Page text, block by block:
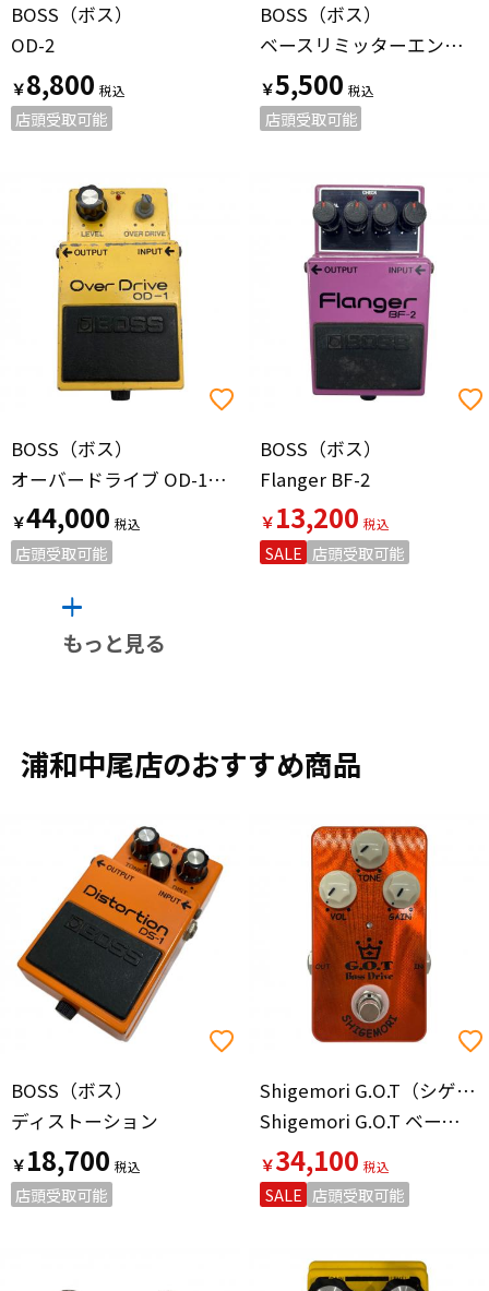
BOSS（ボス）
OD-2
￥8,800
店頭受取可能
BOSS（ボス）
ベースリミッターエンハンサー LMB-3 ベースリミッター
￥5,500
店頭受取可能
BOSS（ボス）
オーバードライブ OD-1 シリアル124600 オペアンプ：NEC C4558C 全角ハイフン 黒ネジ
￥44,000
店頭受取可能
BOSS（ボス）
Flanger BF-2
￥13,200
SALE 店頭受取可能
もっと見る
浦和中尾店のおすすめ商品
BOSS（ボス）
ディストーション
￥18,700
店頭受取可能
Shigemori G.O.T（シゲモリ）
Shigemori G.O.T ベースオーバードライブ
￥34,100
SALE 店頭受取可能